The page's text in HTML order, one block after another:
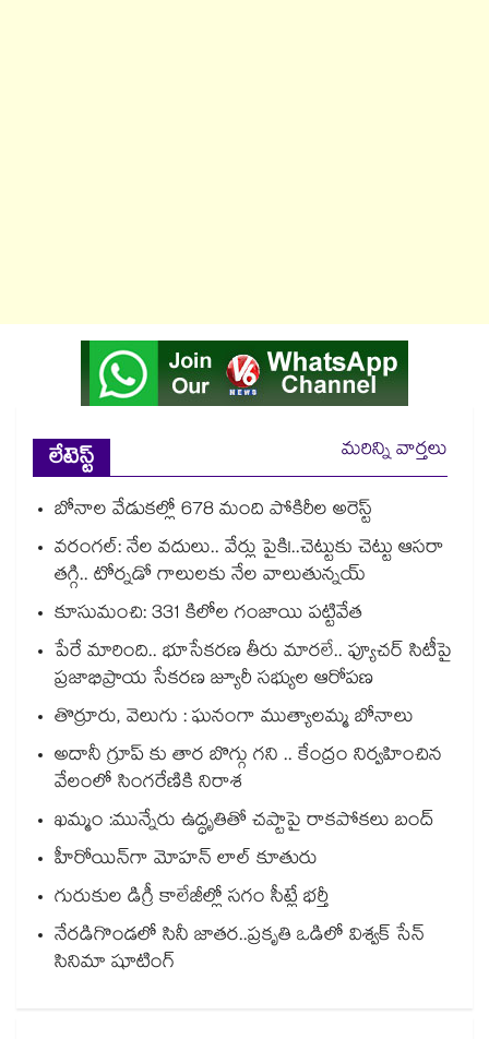
లేటెస్ట్
మరిన్ని వార్తలు
బోనాల వేడుకల్లో 678 మంది పోకిరీల అరెస్ట్
వరంగల్‍: నేల వదులు.. వేర్లు పైకి!..చెట్టుకు చెట్టు ఆసరా
తగ్గి.. టోర్నడో గాలులకు నేల వాలుతున్నయ్
కూసుమంచి: 331 కిలోల గంజాయి పట్టివేత
పేరే మారింది.. భూసేకరణ తీరు మారలే.. ఫ్యూచర్ సిటీపై
ప్రజాభిప్రాయ సేకరణ జ్యూరీ సభ్యుల ఆరోపణ
తొర్రూరు, వెలుగు : ఘనంగా ముత్యాలమ్మ బోనాలు
అదానీ గ్రూప్ కు తార బొగ్గు గని .. కేంద్రం నిర్వహించిన
వేలంలో సింగరేణికి నిరాశ
ఖమ్మం :మున్నేరు ఉద్ధృతితో చప్టాపై రాకపోకలు బంద్
హీరోయిన్⁭గా మోహన్ లాల్ కూతురు
గురుకుల డిగ్రీ కాలేజీల్లో సగం సీట్లే భర్తీ
నేరడిగొండలో సినీ జాతర..ప్రకృతి ఒడిలో విశ్వక్ సేన్
సినిమా షూటింగ్